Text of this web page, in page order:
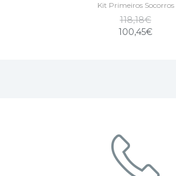
Kit Primeiros Socorros
118,18€
100,45€